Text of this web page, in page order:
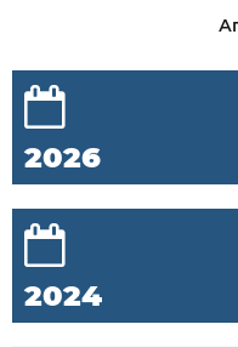
2026
2024